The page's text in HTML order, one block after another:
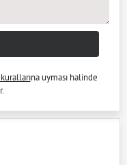
na uyması halinde